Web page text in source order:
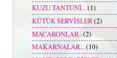
KUZU TANTUNİ...(1)
KÜTÜK SERVİSLER(2)
MACARONLAR.. (2)
MAKARNALAR...(10)